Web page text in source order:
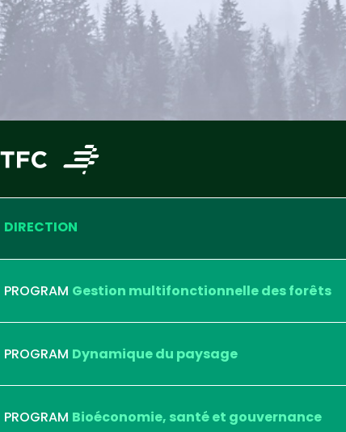
DIRECTION
PROGRAM Gestion multifonctionnelle des forêts
PROGRAM Dynamique du paysage
PROGRAM Bioéconomie, santé et gouvernance